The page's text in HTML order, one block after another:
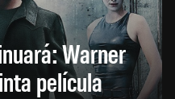
Warner
película